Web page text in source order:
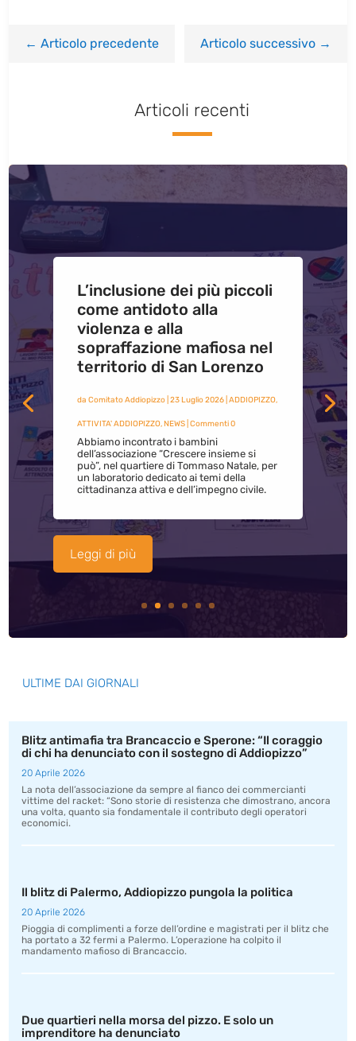
←Articolo precedente Articolo successivo→
Articoli recenti
L’inclusione dei più piccoli
come antidoto alla
violenza e alla
sopraffazione mafiosa nel
territorio di San Lorenzo
da Comitato Addiopizzo| 23 Luglio 2026| ADDIOPIZZO,
ATTIVITA' ADDIOPIZZO,NEWS| Commenti 0
Abbiamo incontrato i bambini
dell’associazione “Crescere insieme si
può”, nel quartiere di Tommaso Natale, per
un laboratorio dedicato ai temi della
cittadinanza attiva e dell’impegno civile.
Leggi di più
ULTIME DAI GIORNALI
Blitz antimafia tra Brancaccio e Sperone: “Il coraggio
di chi ha denunciato con il sostegno di Addiopizzo”
20 Aprile 2026
La nota dell’associazione da sempre al fianco dei commercianti
vittime del racket: “Sono storie di resistenza che dimostrano, ancora
una volta, quanto sia fondamentale il contributo degli operatori
economici.
Il blitz di Palermo, Addiopizzo pungola la politica
20 Aprile 2026
Pioggia di complimenti a forze dell’ordine e magistrati per il blitz che
ha portato a 32 fermi a Palermo. L’operazione ha colpito il
mandamento mafioso di Brancaccio.
Due quartieri nella morsa del pizzo. E solo un
imprenditore ha denunciato